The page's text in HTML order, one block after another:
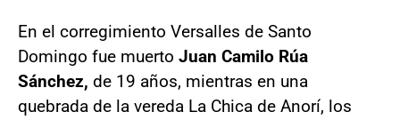
En el corregimiento Versalles de Santo
Domingo fue muerto Juan Camilo Rúa
Sánchez, de 19 años, mientras en una
quebrada de la vereda La Chica de Anorí, los